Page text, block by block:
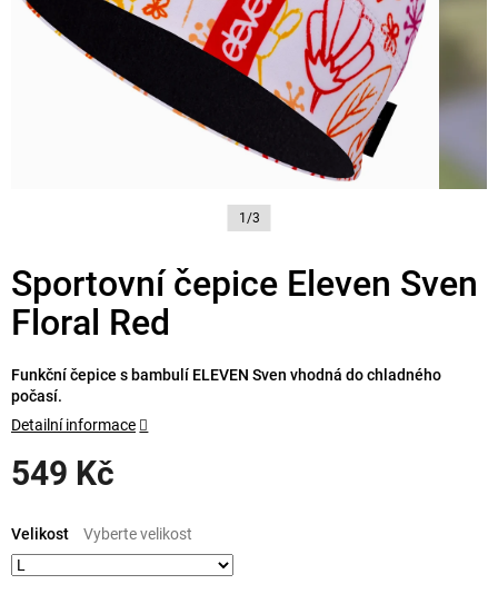
1/3
Sportovní čepice Eleven Sven
Floral Red
549 Kč
cena:
Velikost
Funkční čepice s bambulí ELEVEN Sven vhodná do chladného
počasí.
Detailní informace